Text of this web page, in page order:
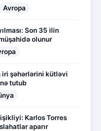
Avropa
Son 35 ilin
olunur
iri şəhərlərini kütləvi
tutub
Karlos Torres
aparır